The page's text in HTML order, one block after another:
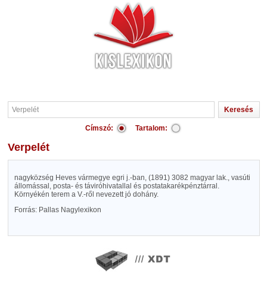
Címszó: Tartalom:
Verpelét
nagyközség Heves vármegye egri j.-ban, (1891) 3082 magyar lak., vasúti
állomással, posta- és táviróhivatallal és postatakarékpénztárral.
Környékén terem a V.-ről nevezett jó dohány.
Forrás: Pallas Nagylexikon